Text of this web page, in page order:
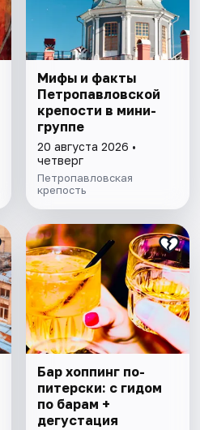
Мифы и факты
Петропавловской
крепости в мини-
группе
20 августа 2026 •
четверг
Петропавловская
крепость
Бар хоппинг по-
питерски: с гидом
по барам +
дегустация